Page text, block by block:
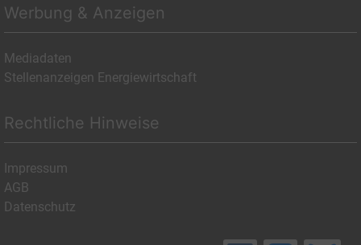
Werbung & Anzeigen
Mediadaten
Stellenanzeigen Energiewirtschaft
Rechtliche Hinweise
Impressum
AGB
Datenschutz